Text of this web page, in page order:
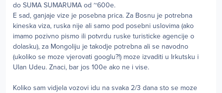
do SUMA SUMARUMA od ~600e.
E sad, ganjaje vize je posebna prica. Za Bosnu je potrebna
kineska viza, ruska nije ali samo pod posebni uslovima (ako
imamo pozivno pismo ili potvrdu ruske turisticke agencije o
dolasku), za Mongoliju je takodje potrebna ali se navodno
(ukoliko se moze vjerovati googlu?!) moze izvaditi u Irkutsku i
Ulan Udeu. Znaci, bar jos 100e ako ne i vise.
Koliko sam vidjela vozovi idu na svaka 2/3 dana sto se moze